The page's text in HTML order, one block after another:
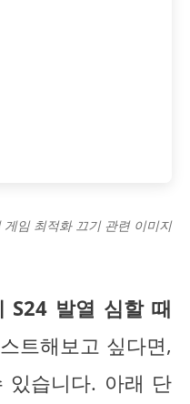
임 최적화 끄기 관련 이미지
S24 발열 심할 때
트해보고 싶다면,
있습니다. 아래 단